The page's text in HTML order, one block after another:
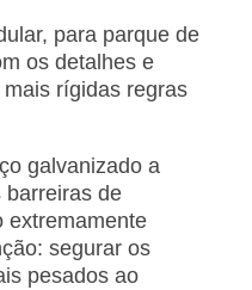
para parque de
os detalhes e
rígidas regras
galvanizado a
barreiras de
extremamente
se­gurar os
pesados ao